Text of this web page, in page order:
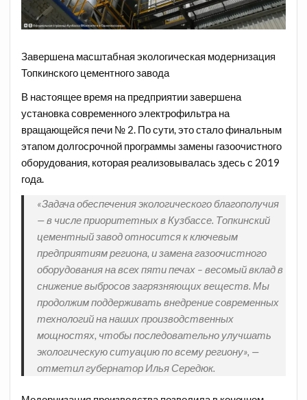
Завершена масштабная экологическая модернизация
Топкинского цементного завода
В настоящее время на предприятии завершена
установка современного электрофильтра на
вращающейся печи № 2. По сути, это стало финальным
этапом долгосрочной программы замены газоочистного
оборудования, которая реализовывалась здесь с 2019
года.
«Задача обеспечения экологического благополучия
— в числе приоритетных в Кузбассе. Топкинский
цементный завод относится к ключевым
предприятиям региона, и замена газоочистного
оборудования на всех пяти печах – весомый вклад в
снижение выбросов загрязняющих веществ. Мы
продолжим поддерживать внедрение современных
технологий на наших производственных
мощностях, чтобы последовательно улучшать
экологическую ситуацию по всему региону», —
отметил губернатор Илья Середюк.